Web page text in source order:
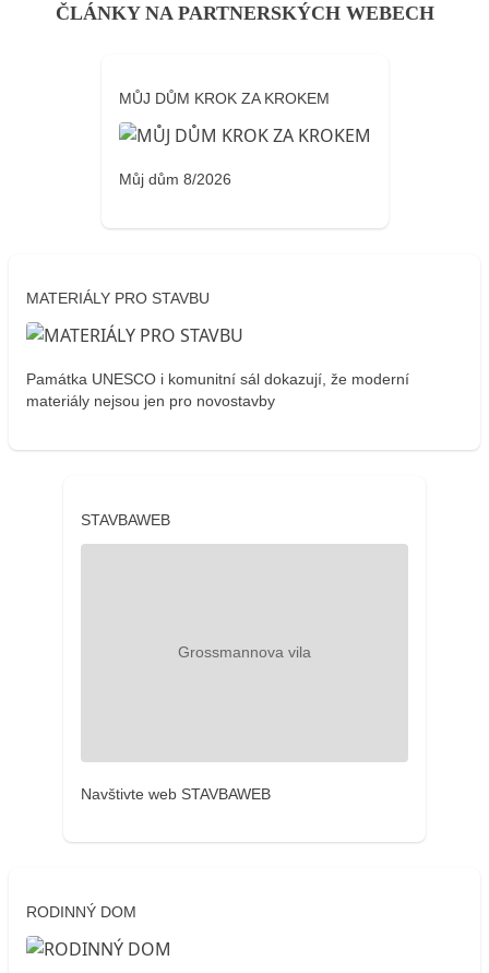
ČLÁNKY NA PARTNERSKÝCH WEBECH
MŮJ DŮM KROK ZA KROKEM
Můj dům 8/2026
MATERIÁLY PRO STAVBU
Památka UNESCO i komunitní sál dokazují, že moderní
materiály nejsou jen pro novostavby
STAVBAWEB
Navštivte web STAVBAWEB
RODINNÝ DOM